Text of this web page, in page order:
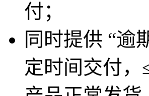
付；
同时提供 “逾
定时间交付，